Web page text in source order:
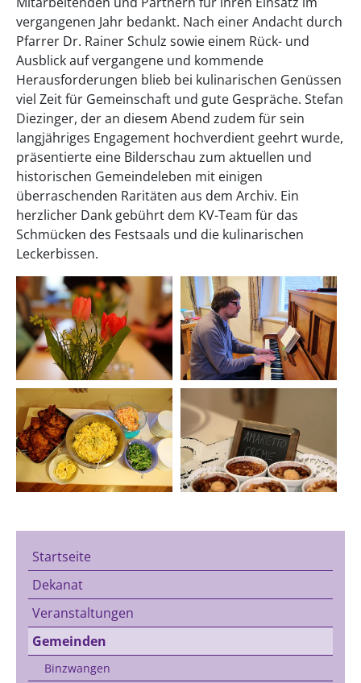
vergangenen Jahr bedankt. Nach einer Andacht durch
Pfarrer Dr. Rainer Schulz sowie einem Rück- und
Ausblick auf vergangene und kommende
Herausforderungen blieb bei kulinarischen Genüssen
viel Zeit für Gemeinschaft und gute Gespräche. Stefan
Diezinger, der an diesem Abend zudem für sein
langjähriges Engagement hochverdient geehrt wurde,
präsentierte eine Bilderschau zum aktuellen und
historischen Gemeindeleben mit einigen
überraschenden Raritäten aus dem Archiv. Ein
herzlicher Dank gebührt dem KV-Team für das
Schmücken des Festsaals und die kulinarischen
Leckerbissen.
Startseite
Dekanat
Veranstaltungen
Gemeinden
Binzwangen